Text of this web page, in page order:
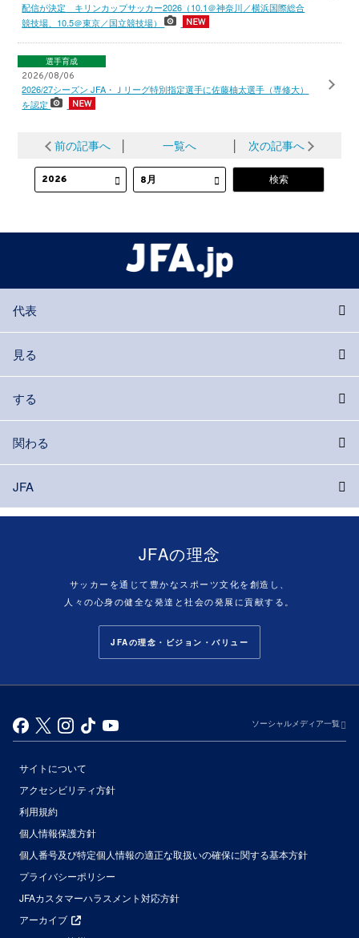
配信が決定 キリンカップサッカー2026（10.1＠神奈川／横浜国際総合
競技場、10.5＠東京／国立競技場）
選手育成
2026/08/06
2026/27シーズン JFA・Ｊリーグ特別指定選手に佐藤柚太選手（専修大）
を認定
前の記事へ 一覧へ 次の記事へ
代表
見る
する
関わる
JFA
JFAの理念
サッカーを通じて豊かなスポーツ文化を創造し、
人々の心身の健全な発達と社会の発展に貢献する。
JFAの理念・ビジョン・バリュー
ソーシャルメディア一覧
サイトについて
アクセシビリティ方針
利用規約
個人情報保護方針
個人番号及び特定個人情報の適正な取扱いの確保に関する基本方針
プライバシーポリシー
JFAカスタマーハラスメント対応方針
アーカイブ